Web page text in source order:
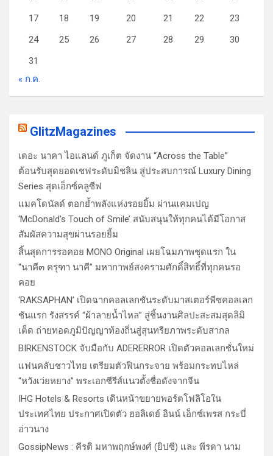
17
18 19 20 21 22
23
24
25 26 27 28 29
30
31
« ก.ค.
GlitzMagazines
เดอะ นาคา ไอแลนด์ ภูเก็ต จัดงาน “Across the Table”
ต้อนรับสุดยอดเชฟระดับมิชลิน สู่ประสบการณ์ Luxury Dining
Series สุดเอ็กซ์คลูซีฟ
แมคโดนัลด์ ตอกย้ำพลังแห่งรอยยิ้ม ผ่านแคมเปญ
‘McDonald’s Touch of Smile’ สนับสนุนให้ทุกคนได้มีโอกาส
สัมผัสความสุขผ่านรอยยิ้ม
สิ้นสุดการรอคอย MONO Original เผยโฉมภาพชุดแรก ใน
“นาคี๓ ครุฑา นาคี” มหากาพย์สงครามศักดิ์สิทธิ์ที่ทุกคนรอ
คอย
‘RAKSAPHAN’ เปิดฉากคอลเลกชันระดับมาสเตอร์พีซคอลเลก
ชันแรก รังสรรค์ “ผ้าลายน้ำไหล” สู่ชิ้นงานศิลปะสะสมสุดลิมิ
เต็ด ถ่ายทอดภูมิปัญญาท้องถิ่นสู่สุนทรียภาพระดับสากล
BIRKENSTOCK จับมือกับ ADERERROR เปิดตัวคอลเลกชั่นใหม่
แฟนคลับชาวไทย เตรียมตัวฟินกระจาย พร้อมกระทบไหล่
“หวังเว่ยหยาง” พระเอกซีรีส์แนวตั้งชื่อดังจากจีน
IHG Hotels & Resorts เดินหน้าขยายพอร์ตโฟลิโอใน
ประเทศไทย ประกาศเปิดตัว ฮอลิเดย์ อินน์ เอ็กซ์เพรส กระบี่
อ่าวนาง
GossipNews : คีรติ มหาพฤกษ์พงศ์ (ยิปซี) และ พีรดา นาม